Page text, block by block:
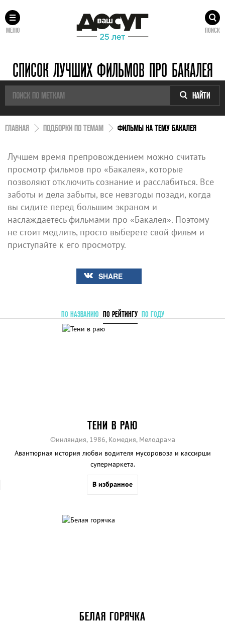
МЕНЮ ПОИСК
СПИСОК ЛУЧШИХ ФИЛЬМОВ ПРО БАКАЛЕЯ
НАЙТИ
ГЛАВНАЯ ПОДБОРКИ ПО ТЕМАМ ФИЛЬМЫ НА ТЕМУ БАКАЛЕЯ
Лучшем время препровождением можно считать
просмотр фильмов про «Бакалея», которые
позволяют отключить сознание и расслабиться. Все
заботы и дела забыты, все невзгоды позади, когда
вы сидите перед большим экраном и
наслаждаетесь фильмами про «Бакалея». Поэтому
не стоит медлить, просто выберете свой фильм и
приступайте к его просмотру.
SHARE
ПО НАЗВАНИЮ ПО РЕЙТИНГУ ПО ГОДУ
ТЕНИ В РАЮ
Финляндия, 1986, Комедия, Мелодрама
Авантюрная история любви водителя мусоровоза и кассирши
супермаркета.
В избранное
БЕЛАЯ ГОРЯЧКА